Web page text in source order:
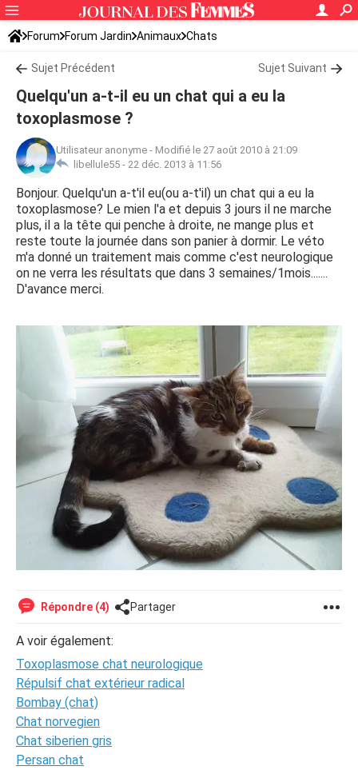
Forum Forum Jardin Animaux Chats
Sujet Précédent Sujet Suivant
Quelqu'un a-t-il eu un chat qui a eu la
toxoplasmose ?
Utilisateur anonyme - Modifié le 27 août 2010 à 21:09
libellule55 - 22 déc. 2013 à 11:56
Bonjour. Quelqu'un a-t'il eu(ou a-t'il) un chat qui a eu la
toxoplasmose? Le mien l'a et depuis 3 jours il ne marche
plus, il a la tête qui penche à droite, ne mange plus et
reste toute la journée dans son panier à dormir. Le véto
m'a donné un traitement mais comme c'est neurologique
on ne verra les résultats que dans 3 semaines/1mois.......
D'avance merci.
Répondre (4) Partager
A voir également:
Toxoplasmose chat neurologique
Répulsif chat extérieur radical
Bombay (chat)
Chat norvegien
Chat siberien gris
Persan chat